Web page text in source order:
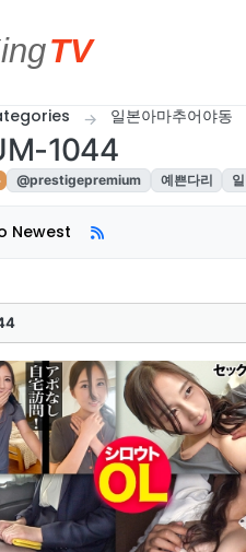
일본아마추어야동
1044
@prestigepremium 예쁜다리
Newest